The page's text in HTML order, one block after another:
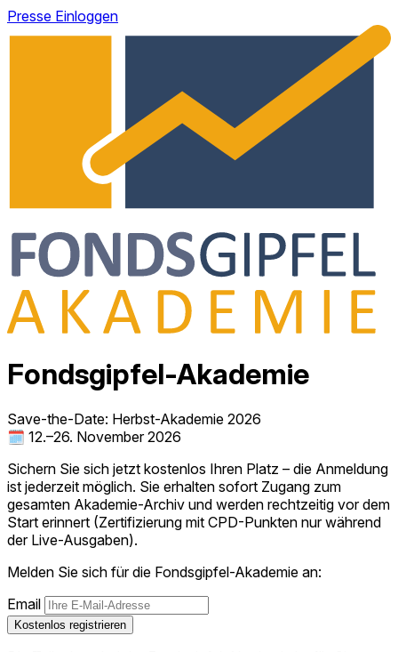
Presse Einloggen
Fondsgipfel-Akademie
Save-the-Date: Herbst-Akademie 2026
🗓️ 12.–26. November 2026
Sichern Sie sich jetzt kostenlos Ihren Platz – die Anmeldung
ist jederzeit möglich. Sie erhalten sofort Zugang zum
gesamten Akademie-Archiv und werden rechtzeitig vor dem
Start erinnert (Zertifizierung mit CPD-Punkten nur während
der Live-Ausgaben).
Melden Sie sich für die Fondsgipfel-Akademie an:
Email
Kostenlos registrieren